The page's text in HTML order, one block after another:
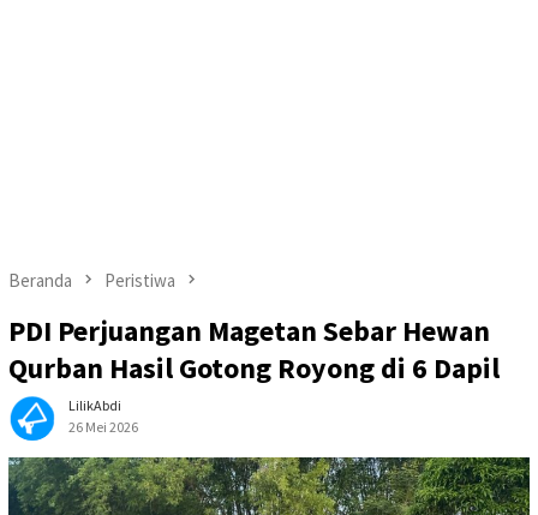
Beranda Peristiwa
PDI Perjuangan Magetan Sebar Hewan
Qurban Hasil Gotong Royong di 6 Dapil
LilikAbdi
26 Mei 2026